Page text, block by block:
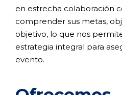
en estrecha colaboración
comprender sus metas,
objetivo, lo que nos
estrategia integral para
evento.